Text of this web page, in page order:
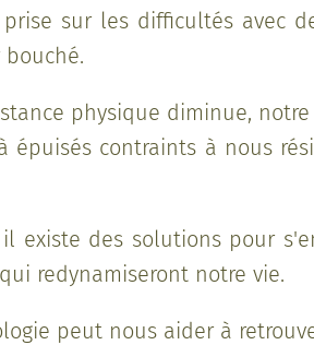
sur les difficultés avec
physique diminue,
épuisés contraints à nous
il existe des solutions pour
redynamiseront notre vie.
peut nous aider à